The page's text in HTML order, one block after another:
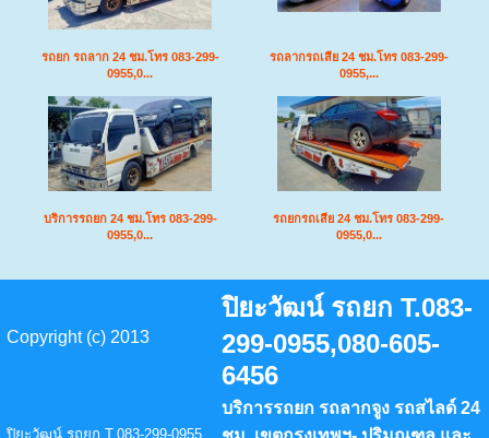
รถยก รถลาก 24 ชม.โทร 083-299-
0955,0...
รถลากรถเสีย 24 ชม.โทร 083-299-
0955,...
บริการรถยก 24 ชม.โทร 083-299-
0955,0...
รถยกรถเสีย 24 ชม.โทร 083-299-
0955,0...
Copyright (c) 2013
ปิยะวัฒน์ รถยก T.083-
299-0955,080-605-
6456
ปิยะวัฒน์ รถยก T.083-299-0955
บริการรถยก รถลากจูง รถสไลด์ 24